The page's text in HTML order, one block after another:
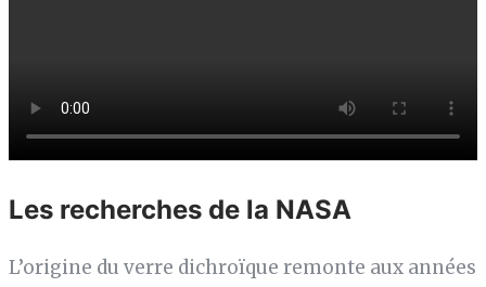
Les recherches de la NASA
L’origine du verre dichroïque remonte aux années